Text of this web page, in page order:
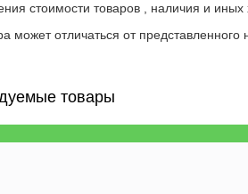
стоимости товаров , наличия и
может отличаться от
товары